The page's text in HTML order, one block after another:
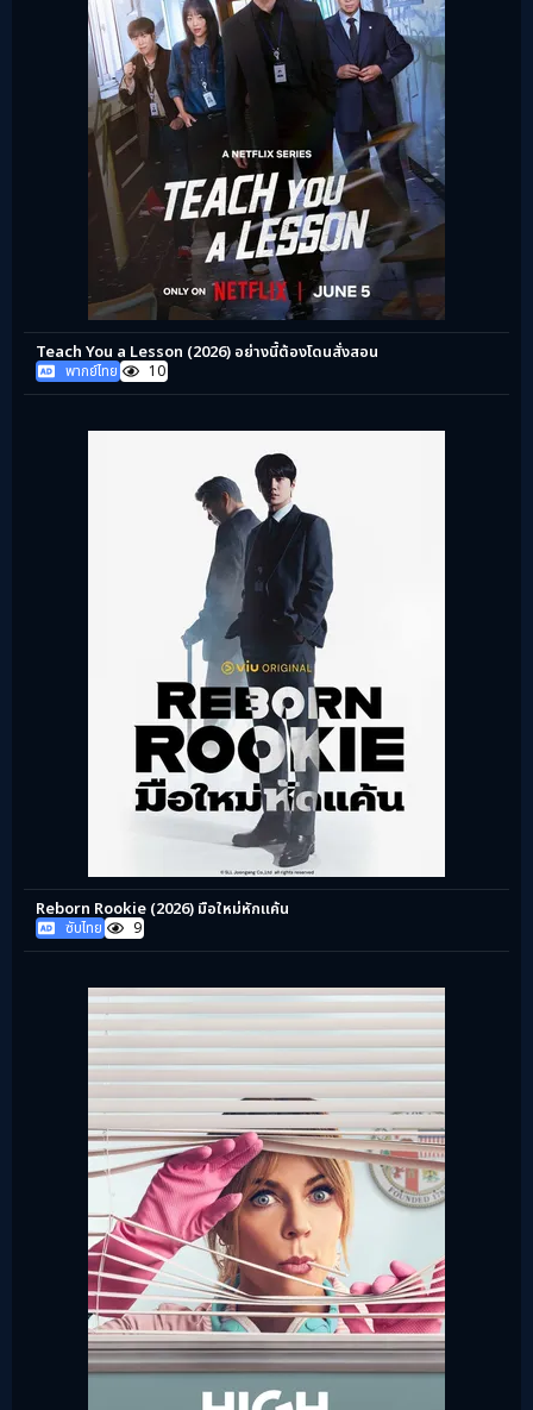
Teach You a Lesson (2026) อย่างนี้ต้องโดนสั่งสอน
พากย์ไทย 10
Reborn Rookie (2026) มือใหม่หักแค้น
ซับไทย 9